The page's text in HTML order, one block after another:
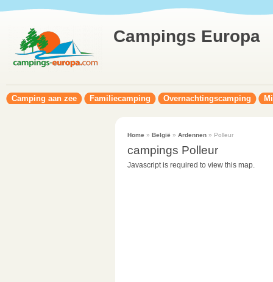
Campings Europa
Camping aan zee Familiecamping Overnachtingscamping
Home » België » Ardennen» Polleur
campings Polleur
Javascript is required to view this map.